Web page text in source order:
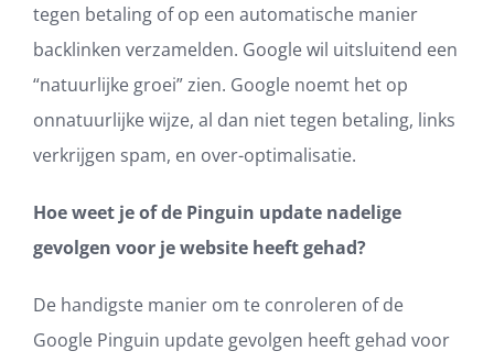
tegen betaling of op een automatische manier
backlinken verzamelden. Google wil uitsluitend een
“natuurlijke groei” zien. Google noemt het op
onnatuurlijke wijze, al dan niet tegen betaling, links
verkrijgen spam, en over-optimalisatie.
Hoe weet je of de Pinguin update nadelige
gevolgen voor je website heeft gehad?
De handigste manier om te conroleren of de
Google Pinguin update gevolgen heeft gehad voor